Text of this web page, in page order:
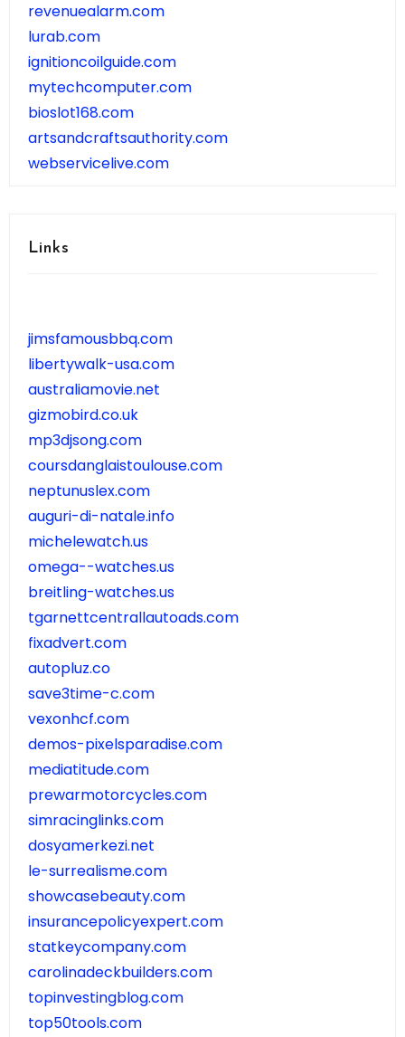
revenuealarm.com
lurab.com
ignitioncoilguide.com
mytechcomputer.com
bioslot168.com
artsandcraftsauthority.com
webservicelive.com
Links
jimsfamousbbq.com
libertywalk-usa.com
australiamovie.net
gizmobird.co.uk
mp3djsong.com
coursdanglaistoulouse.com
neptunuslex.com
auguri-di-natale.info
michelewatch.us
omega--watches.us
breitling-watches.us
tgarnettcentrallautoads.com
fixadvert.com
autopluz.co
save3time-c.com
vexonhcf.com
demos-pixelsparadise.com
mediatitude.com
prewarmotorcycles.com
simracinglinks.com
dosyamerkezi.net
le-surrealisme.com
showcasebeauty.com
insurancepolicyexpert.com
statkeycompany.com
carolinadeckbuilders.com
topinvestingblog.com
top50tools.com